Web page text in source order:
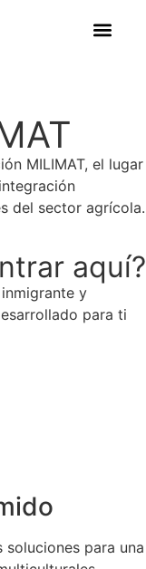
MILIMAT, el lugar
del sector agrícola.
aquí?
y
para ti
para una